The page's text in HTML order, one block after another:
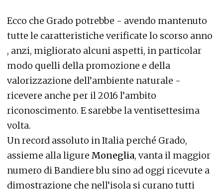
Ecco che Grado potrebbe - avendo mantenuto
tutte le caratteristiche verificate lo scorso anno
, anzi, migliorato alcuni aspetti, in particolar
modo quelli della promozione e della
valorizzazione dell’ambiente naturale -
ricevere anche per il 2016 l’ambito
riconoscimento. E sarebbe la ventisettesima
volta.
Un record assoluto in Italia perché Grado,
assieme alla ligure Moneglia, vanta il maggior
numero di Bandiere blu sino ad oggi ricevute a
dimostrazione che nell’isola si curano tutti